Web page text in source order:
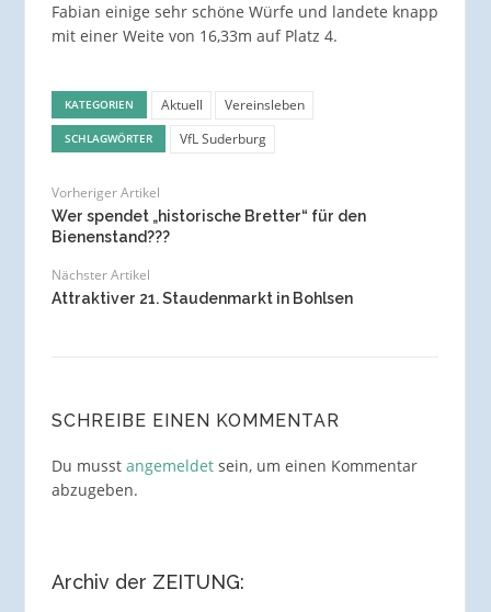
Fabian einige sehr schöne Würfe und landete knapp
mit einer Weite von 16,33m auf Platz 4.
KATEGORIEN Aktuell Vereinsleben
SCHLAGWÖRTER VfL Suderburg
Vorheriger Artikel
Wer spendet „historische Bretter“ für den
Bienenstand???
Nächster Artikel
Attraktiver 21. Staudenmarkt in Bohlsen
SCHREIBE EINEN KOMMENTAR
Du musst angemeldetsein, um einen Kommentar
abzugeben.
Archiv der ZEITUNG: